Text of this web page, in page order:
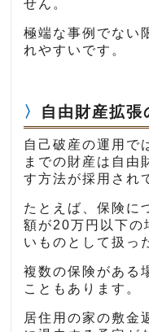
せん。
極端な事例でない
れやすいです。
自由財産拡張
自己破産の運用で
までの財産は自由
す方法が採用され
たとえば、保険に
額が20万円以下の
いものとして扱っ
複数の保険がある
こともあります。
居住用の家の敷金